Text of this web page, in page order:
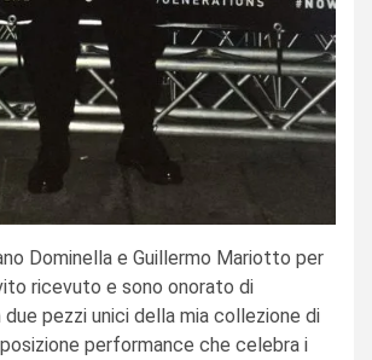
Dominella e Guillermo Mariotto per
ricevuto e sono onorato di
pezzi unici della mia collezione di
performance che celebra i